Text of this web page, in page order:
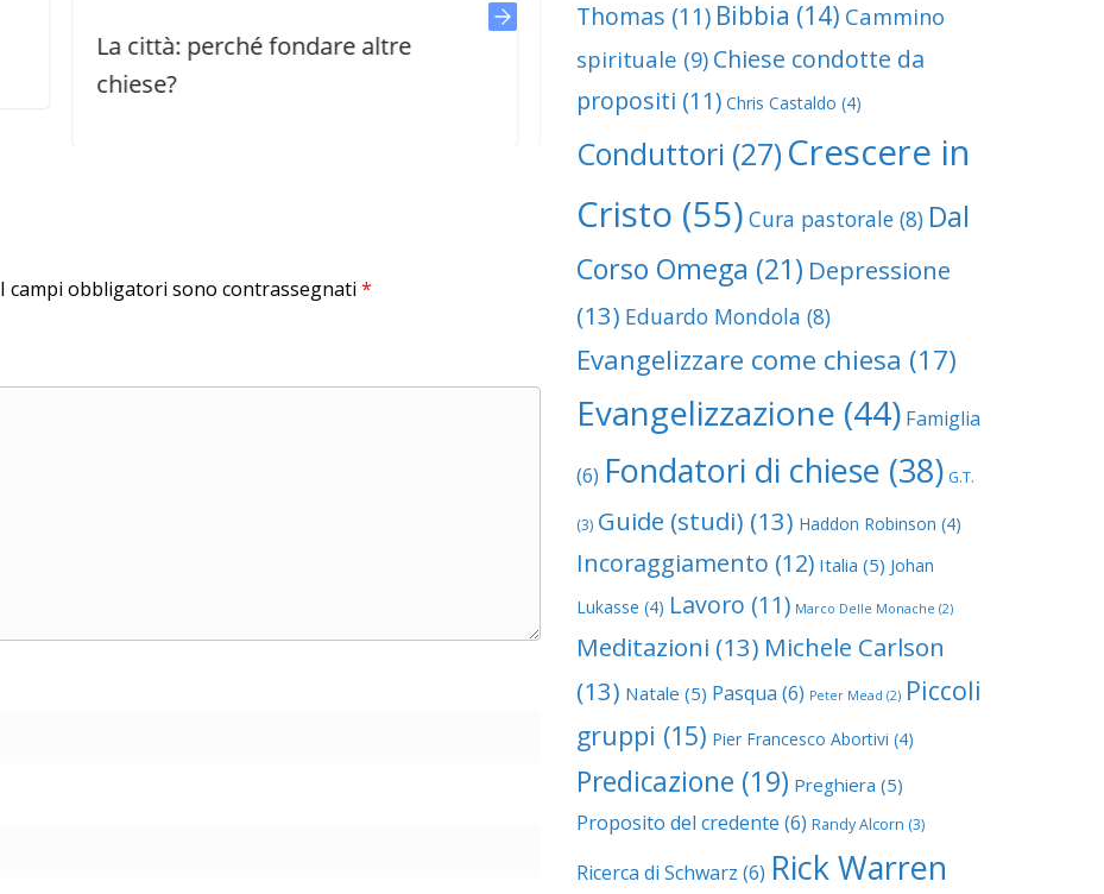
La città: perché fondare altre
Fare discepoli non è il mio
I campi obbligatori sono contrassegnati *
Thomas (11) Bibbia (14) Cammino
spirituale (9) Chiese condotte da
propositi (11) Chris Castaldo (4)
Conduttori (27) Crescere in
Cristo (55) Cura pastorale (8) Dal
Corso Omega (21) Depressione
(13) Eduardo Mondola (8)
Evangelizzare come chiesa (17)
Evangelizzazione (44) Famiglia
(6) Fondatori di chiese (38) G.T.
(3) Guide (studi) (13) Haddon Robinson (4)
Incoraggiamento (12) Italia (5) Johan
Lukasse (4) Lavoro (11) Marco Delle Monache (2)
Meditazioni (13) Michele Carlson
(13) Natale (5) Pasqua (6) Peter Mead (2) Piccoli
gruppi (15) Pier Francesco Abortivi (4)
Predicazione (19) Preghiera (5)
Proposito del credente (6) Randy Alcorn (3)
Ricerca di Schwarz (6) Rick Warren